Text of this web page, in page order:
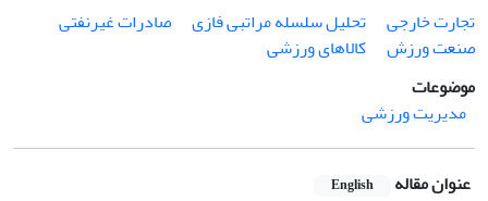
تجارت خارجی
تحلیل سلسله مراتبی فازی
صادرات غیرنفتی
صنعت ورزش
کالاهای ورزشی
موضوعات
مدیریت ورزشی
عنوان مقاله English